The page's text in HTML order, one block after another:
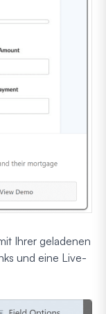
Ihrer geladenen
und eine Live-